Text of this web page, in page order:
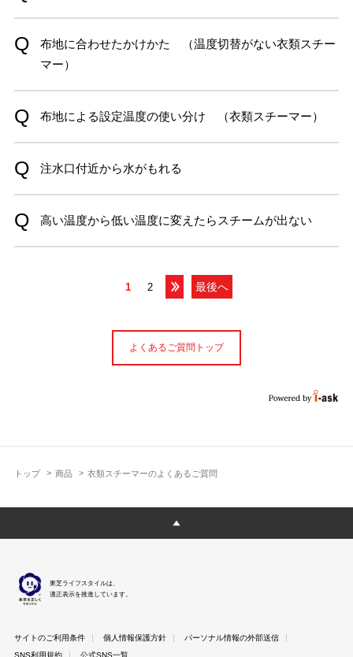
トップ 商品 衣類スチーマーのよくあるご質問
布地に合わせたかけかた （温度切替がない衣類スチー
マー）
布地による設定温度の使い分け （衣類スチーマー）
注水口付近から水がもれる
高い温度から低い温度に変えたらスチームが出ない
1 2 最後へ
よくあるご質問トップ
東芝ライフスタイルは、
適正表示を推進しています。
サイトのご利用条件 個人情報保護方針
パーソナル情報の外部送信
SNS利用規約
公式SNS一覧